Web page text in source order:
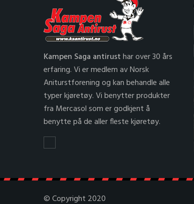
Kampen Saga antirusthar over 30 års
erfaring. Vi er medlem av Norsk
Aniturstforening og kan behandle alle
typer kjøretøy. Vi benytter produkter
fra Mercasol som er godkjent å
benytte på de aller fleste kjøretøy.
© Copyright 2020